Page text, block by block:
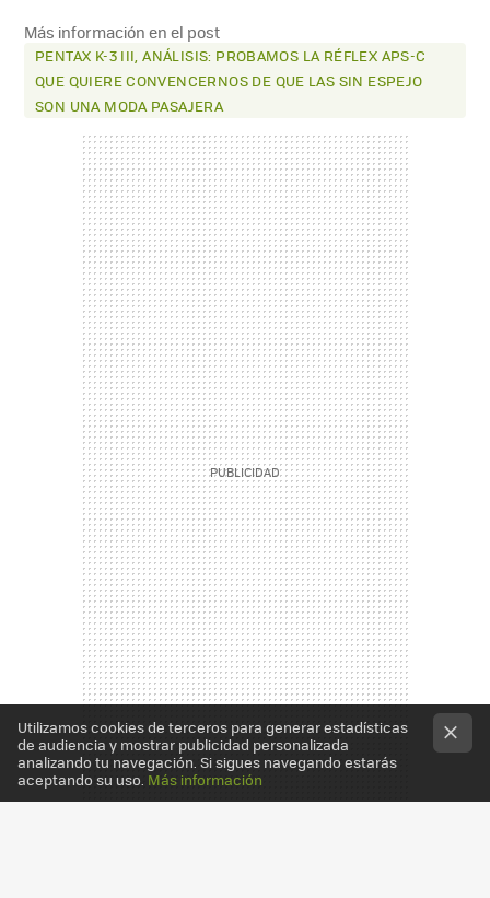
MAIL
Más información en el post
PENTAX K-3 III, ANÁLISIS: PROBAMOS LA RÉFLEX APS-C
QUE QUIERE CONVENCERNOS DE QUE LAS SIN ESPEJO
SON UNA MODA PASAJERA
Utilizamos cookies de terceros para generar estadísticas
de audiencia y mostrar publicidad personalizada
analizando tu navegación. Si sigues navegando estarás
aceptando su uso. Más información